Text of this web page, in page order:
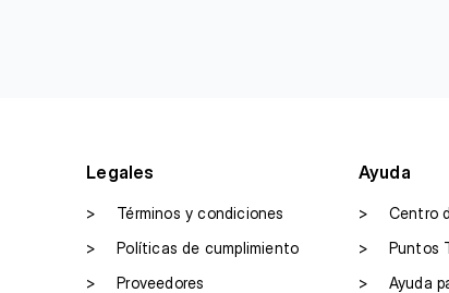
Legales
>
Términos y condiciones
>
Políticas de cumplimiento
>
Proveedores
Ayuda
>
Centro
>
Puntos
>
Ayuda